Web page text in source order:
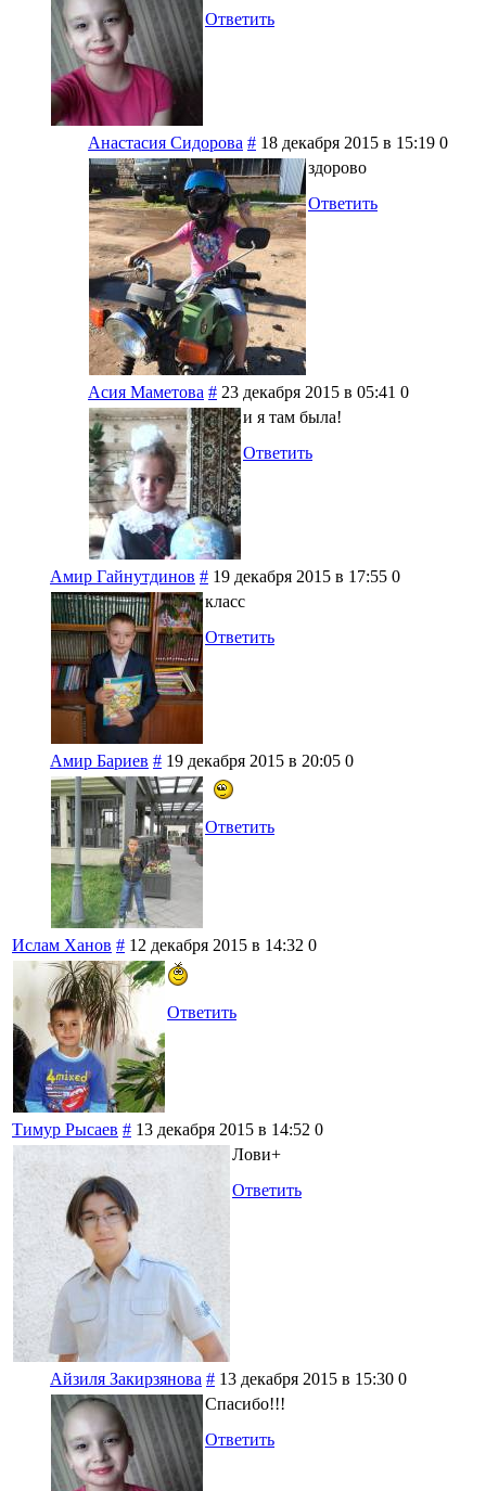
Ответить
Анастасия Сидорова # 18 декабря 2015 в 15:19 0
здорово
Ответить
Асия Маметова # 23 декабря 2015 в 05:41 0
и я там была!
Ответить
Амир Гайнутдинов # 19 декабря 2015 в 17:55 0
класс
Ответить
Амир Бариев # 19 декабря 2015 в 20:05 0
Ответить
Ислам Ханов # 12 декабря 2015 в 14:32 0
Ответить
Тимур Рысаев # 13 декабря 2015 в 14:52 0
Лови+
Ответить
Айзиля Закирзянова # 13 декабря 2015 в 15:30 0
Спасибо!!!
Ответить